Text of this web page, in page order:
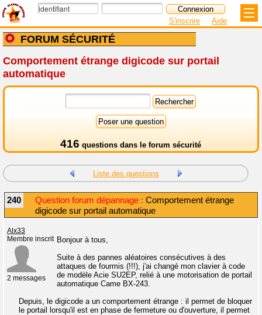
FORUM SÉCURITÉ
S'inscrire Aide
Comportement étrange digicode sur portail
automatique
416 questions dans le forum sécurité
Liste des questions
240 Question forum dépannage : Comportement étrange
digicode sur portail automatique
Alx33
Membre inscrit
2 messages
Bonjour à tous,
Suite à des pannes aléatoires consécutives à des
attaques de fourmis (!!!), j'ai changé mon clavier à code
de modèle Acie SU2EP, relié à une motorisation de portail
automatique Came BX-243.
Depuis, le digicode a un comportement étrange : il permet de bloquer
le portail lorsqu'il est en phase de fermeture ou d'ouverture, il permet